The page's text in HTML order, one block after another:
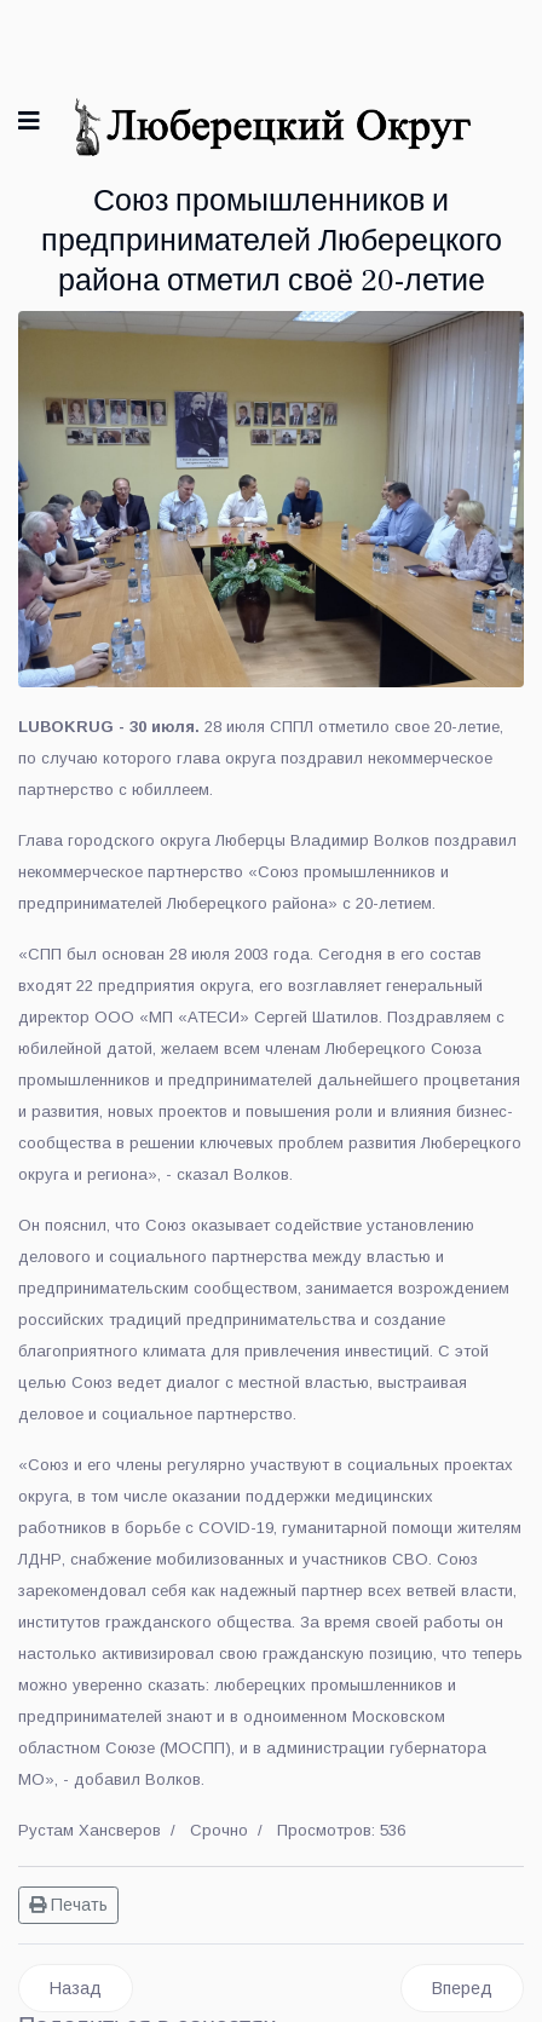
Союз промышленников и
предпринимателей Люберецкого
района отметил своё 20-летие
LUBOKRUG - 30 июля. 28 июля СППЛ отметило свое 20-летие,
по случаю которого глава округа поздравил некоммерческое
партнерство с юбиллеем.
Глава городского округа Люберцы Владимир Волков поздравил
некоммерческое партнерство «Союз промышленников и
предпринимателей Люберецкого района» с 20-летием.
«СПП был основан 28 июля 2003 года. Сегодня в его состав
входят 22 предприятия округа, его возглавляет генеральный
директор ООО «МП «АТЕСИ» Сергей Шатилов. Поздравляем с
юбилейной датой, желаем всем членам Люберецкого Союза
промышленников и предпринимателей дальнейшего процветания
и развития, новых проектов и повышения роли и влияния бизнес-
сообщества в решении ключевых проблем развития Люберецкого
округа и региона», - сказал Волков.
Он пояснил, что Союз оказывает содействие установлению
делового и социального партнерства между властью и
предпринимательским сообществом, занимается возрождением
российских традиций предпринимательства и создание
благоприятного климата для привлечения инвестиций. С этой
целью Союз ведет диалог с местной властью, выстраивая
деловое и социальное партнерство.
«Союз и его члены регулярно участвуют в социальных проектах
округа, в том числе оказании поддержки медицинских
работников в борьбе с COVID-19, гуманитарной помощи жителям
ЛДНР, снабжение мобилизованных и участников СВО. Союз
зарекомендовал себя как надежный партнер всех ветвей власти,
институтов гражданского общества. За время своей работы он
настолько активизировал свою гражданскую позицию, что теперь
можно уверенно сказать: люберецких промышленников и
предпринимателей знают и в одноименном Московском
областном Союзе (МОСПП), и в администрации губернатора
МО», - добавил Волков.
Рустам Хансверов Срочно Просмотров: 536
Печать
Предыдущий: Центр «Мой бизнес» Подмосковья запускает
Назад Следующий:
Вперед